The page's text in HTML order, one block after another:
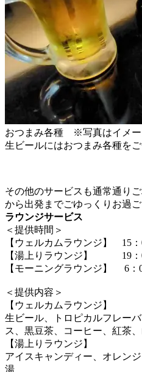
おつまみ各種 ※写真はイメー
生ビールにはおつまみ各種を
その他のサービスも通常通り
から出発までごゆっくりお過ご
ラウンジサービス
＜提供時間＞
【ウェルカムラウンジ】 15：
【湯上りラウンジ】 19：
【モーニングラウンジ】 6：
＜提供内容＞
【ウェルカムラウンジ】
生ビール、トロピカルフレー
ス、黒豆茶、コーヒー、紅茶
【湯上りラウンジ】
アイスキャンディー、オレン
湯